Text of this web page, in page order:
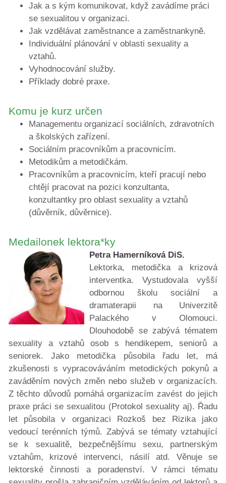
Jak a s kým komunikovat, když zavádíme práci
se sexualitou v organizaci.
Jak vzdělávat zaměstnance a zaměstnankyně.
Individuální plánování v oblasti sexuality a
vztahů.
Vyhodnocování služby.
Příklady dobré praxe.
Komu je kurz určen
Managementu organizací sociálních, zdravotních
a školských zařízení.
Sociálním pracovníkům a pracovnicím.
Metodikům a metodičkám.
Pracovníkům a pracovnicím, kteří pracují nebo
chtějí pracovat na pozici konzultanta,
konzultantky pro oblast sexuality a vztahů
(důvěrník, důvěrnice).
Medailonek lektora*ky
Petra Hamerníková DiS.
Lektorka, metodička a krizová
interventka. Vystudovala vyšší
odbornou školu sociální a
dramaterapii na Univerzitě
Palackého v Olomouci.
Dlouhodobě se zabývá tématem
sexuality a vztahů osob s hendikepem, seniorů a
seniorek. Jako metodička působila řadu let, má
zkušenosti s vypracováváním metodických pokynů a
zaváděním nových změn nebo služeb v organizacích.
Z těchto důvodů pomáhá organizacím zavést do jejich
praxe práci se sexualitou (Protokol sexuality aj). Řadu
let působila v organizaci Rozkoš bez Rizika jako
vedoucí terénních týmů. Zabývá se tématy vztahující
se k sexualitě, bezpečnějšímu sexu, partnerským
vztahům, krizové intervenci, násilí atd. Věnuje se
lektorské činnosti a poradenství. V rámci tématu